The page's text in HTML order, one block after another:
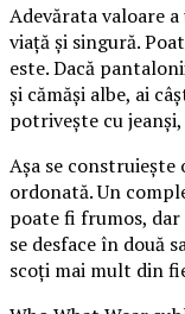
Adevărata valoare
viață și singură.
este. Dacă
și cămăși albe, ai
potrivește cu
Așa se
ordonată. Un
poate fi frumos,
se desface în două
scoți mai mult din